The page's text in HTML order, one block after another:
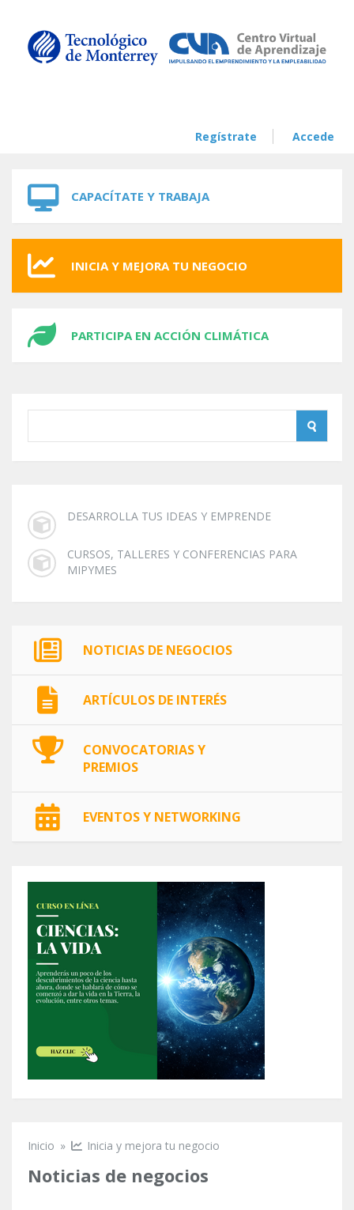
Regístrate Accede
CAPACÍTATE Y TRABAJA
INICIA Y MEJORA TU NEGOCIO
PARTICIPA EN ACCIÓN CLIMÁTICA
DESARROLLA TUS IDEAS Y EMPRENDE
CURSOS, TALLERES Y CONFERENCIAS PARA
MIPYMES
NOTICIAS DE NEGOCIOS
ARTÍCULOS DE INTERÉS
CONVOCATORIAS Y
PREMIOS
EVENTOS Y NETWORKING
Inicio » Inicia y mejora tu negocio
Noticias de negocios